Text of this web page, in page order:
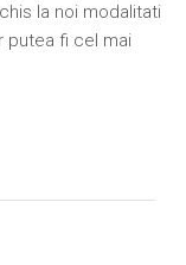
la noi modalitati
putea fi cel mai